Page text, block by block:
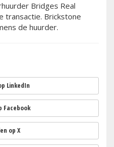
Bridges Real
transactie. Brickstone
de huurder.
LinkedIn
Facebook
op X